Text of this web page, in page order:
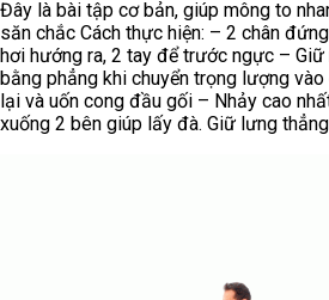
Đây là bài tập cơ bản, giúp mông to
săn chắc Cách thực hiện: – 2 chân
hơi hướng ra, 2 tay để trước ngực –
bằng phẳng khi chuyển trọng lượng
lại và uốn cong đầu gối – Nhảy cao
xuống 2 bên giúp lấy đà. Giữ lưng